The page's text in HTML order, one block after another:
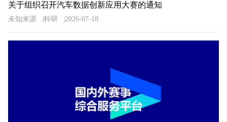
关于组织召开汽车数据创新应用大赛的通知
未知来源 科研 2026-07-18